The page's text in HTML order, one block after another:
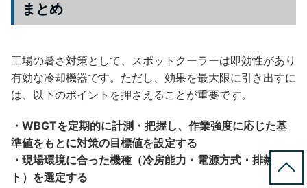
まとめ
工場の暑さ対策として、スポットクーラーは即効性があり
有効な冷却機器です。ただし、効果を最大限に引き出すに
は、以下のポイントを押さえることが重要です。
・ WBGTを定期的に計測・把握し、作業強度に応じた基
準値をもとに対策の目標値を設定する
・現場環境に合った機種（冷房能力・電源方式・排熱ダク
ト）を選定する